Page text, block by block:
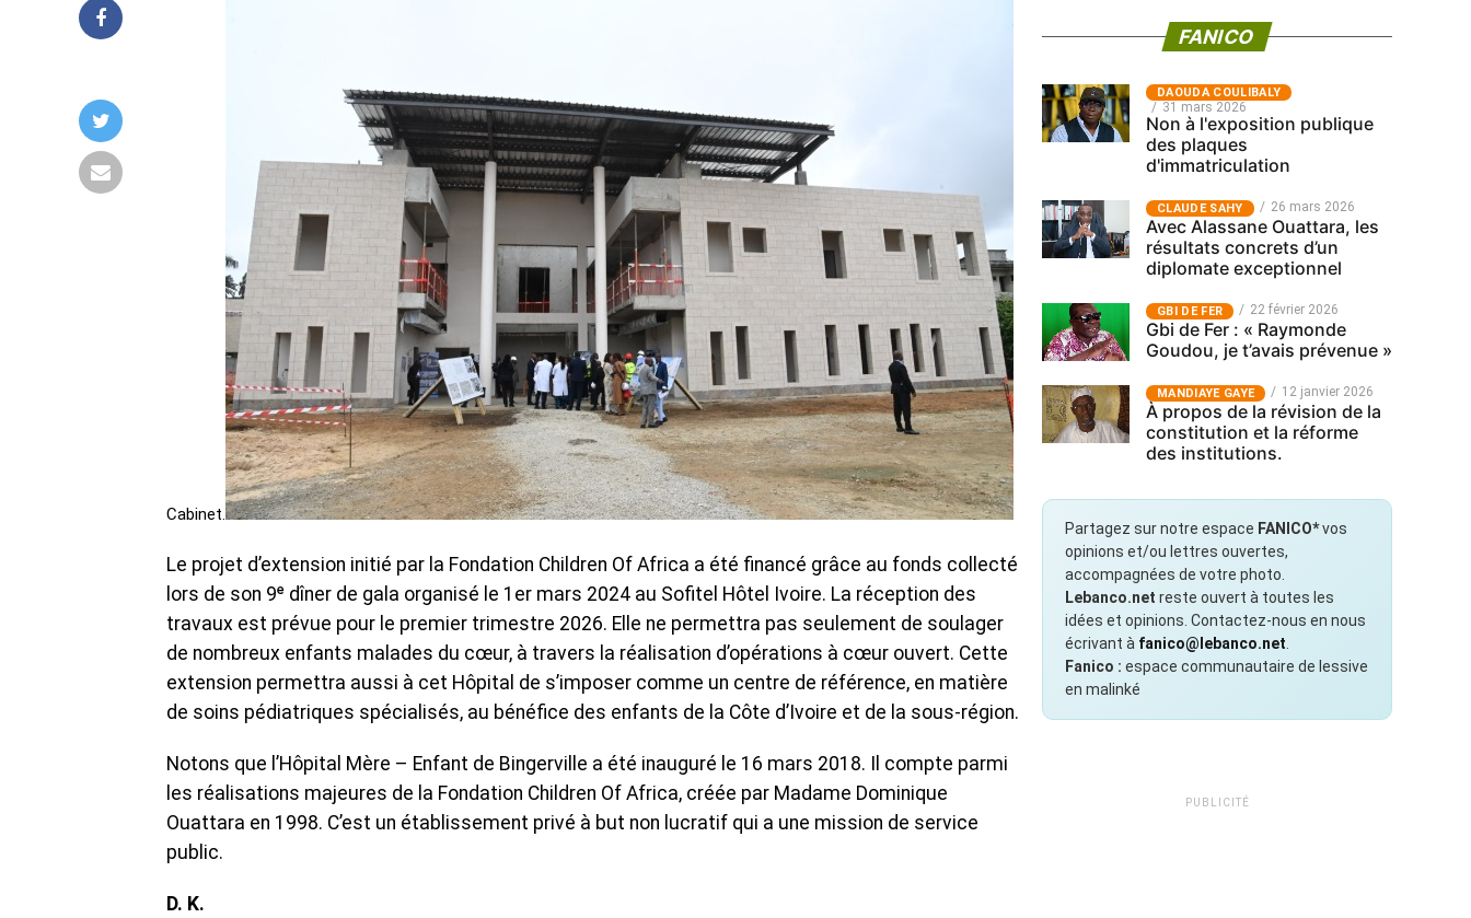
Cabinet.
Le projet d’extension initié par la Fondation Children Of Africa a été financé grâce au fonds collecté
lors de son 9ᵉ dîner de gala organisé le 1er mars 2024 au Sofitel Hôtel Ivoire. La réception des
travaux est prévue pour le premier trimestre 2026. Elle ne permettra pas seulement de soulager
de nombreux enfants malades du cœur, à travers la réalisation d’opérations à cœur ouvert. Cette
extension permettra aussi à cet Hôpital de s’imposer comme un centre de référence, en matière
de soins pédiatriques spécialisés, au bénéfice des enfants de la Côte d’Ivoire et de la sous-région.
Notons que l’Hôpital Mère – Enfant de Bingerville a été inauguré le 16 mars 2018. Il compte parmi
les réalisations majeures de la Fondation Children Of Africa, créée par Madame Dominique
Ouattara en 1998. C’est un établissement privé à but non lucratif qui a une mission de service
public.
D. K.
FANICO
‎DAOUDA COULIBALY
31 mars 2026
Non à l'exposition publique
des plaques
d'immatriculation
CLAUDE SAHY 26 mars 2026
Avec Alassane Ouattara, les
résultats concrets d’un
diplomate exceptionnel
GBI DE FER 22 février 2026
Gbi de Fer : « Raymonde
Goudou, je t’avais prévenue »
MANDIAYE GAYE 12 janvier 2026
À propos de la révision de la
constitution et la réforme
des institutions.
Partagez sur notre espace FANICO*vos
opinions et/ou lettres ouvertes,
accompagnées de votre photo.
Lebanco.net reste ouvert à toutes les
idées et opinions. Contactez-nous en nous
écrivant à fanico@lebanco.net
Fanico : espace communautaire de lessive
en malinké
PUBLICITÉ